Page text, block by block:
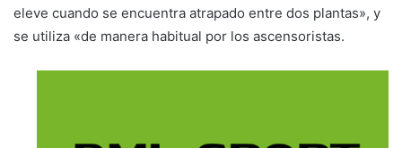
eleve cuando se encuentra atrapado entre dos plantas», y
se utiliza «de manera habitual por los ascensoristas.